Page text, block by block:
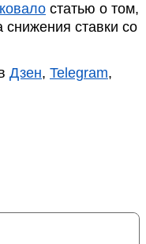
статью о том,
снижения ставки со
Дзен, Telegram,